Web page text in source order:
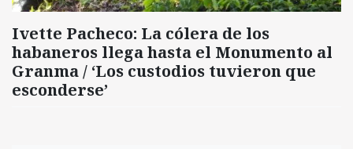
Ivette Pacheco: La cólera de los
habaneros llega hasta el Monumento al
Granma / ‘Los custodios tuvieron que
esconderse’